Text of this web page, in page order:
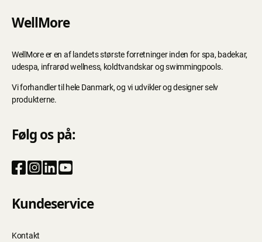
WellMore
WellMore er en af landets største forretninger inden for spa, badekar,
udespa, infrarød wellness, koldtvandskar og swimmingpools.
Vi forhandler til hele Danmark, og vi udvikler og designer selv
produkterne.
Følg os på:
Kundeservice
Kontakt